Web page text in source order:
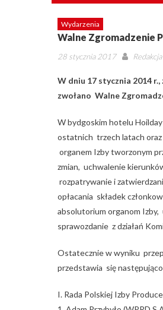
Wydarzenia
Walne Zgromadzenie
Posted
28 stycznia 2017 Author
Redakcja
W dniu 17 stycznia 2014
zwołano Walne
W bydgoskim hotelu
ostatnich trzech latach oraz
organem Izby tworzonym
zmian, uchwalenie
rozpatrywanie i
opłacania składek
absolutorium organom
sprawozdanie z działań
Ostatecznie w wyniku
przedstawia się
I. Rada Polskiej Izby